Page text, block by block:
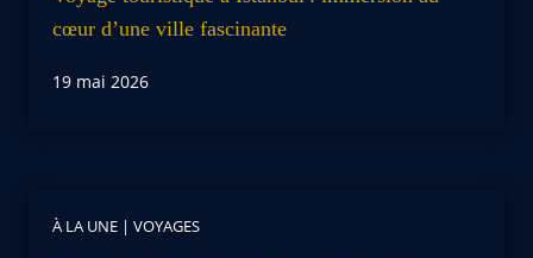
cœur d’une ville fascinante
19 mai 2026
À LA UNE | VOYAGES